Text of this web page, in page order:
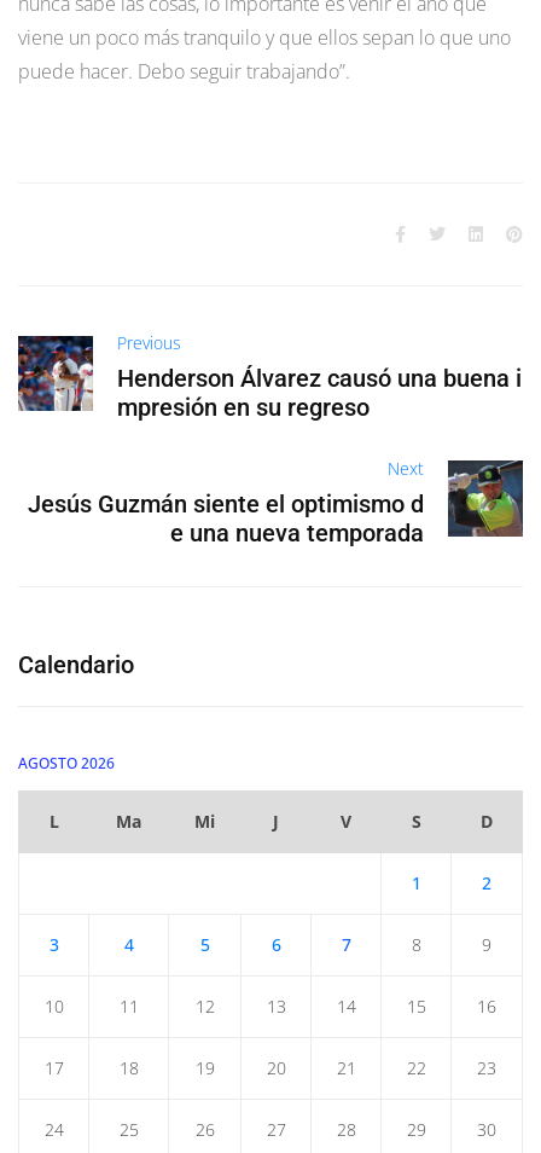
viene un poco más tranquilo y que ellos sepan lo que uno
puede hacer. Debo seguir trabajando”.
Previous
Henderson Álvarez causó una buena i
mpresión en su regreso
Next
Jesús Guzmán siente el optimismo d
e una nueva temporada
Calendario
AGOSTO 2026
L Ma Mi J V S D
1 2
3 4 5 6 7 8 9
10 11 12 13 14 15 16
17 18 19 20 21 22 23
24 25 26 27 28 29 30